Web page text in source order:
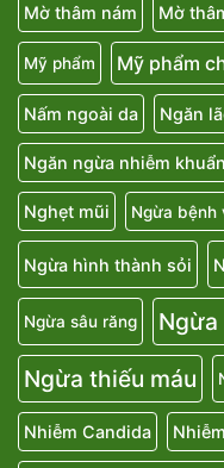
Mờ thâm nám Mờ
Mỹ phẩm Mỹ phẩm
Nấm ngoài da Ngăn
Ngăn ngừa nhiễm khuẩn
Nghẹt mũi Ngừa bệnh
Ngừa hình thành sỏi
Ngừa sâu răng Ngừa
Ngừa thiếu máu
Nhiễm Candida